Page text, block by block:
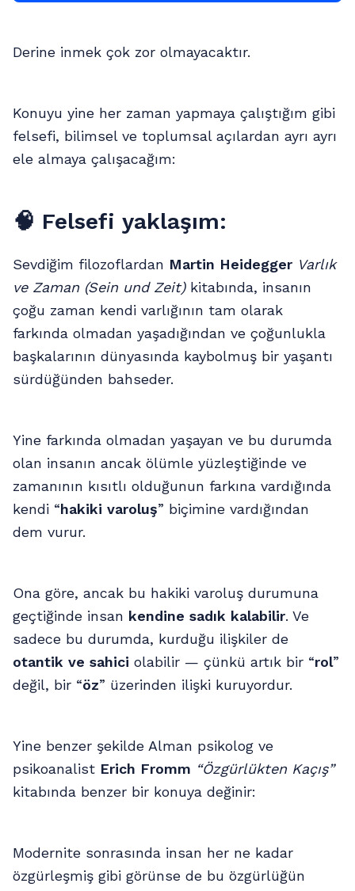
Derine inmek çok zor olmayacaktır.
Konuyu yine her zaman yapmaya çalıştığım gibi
felsefi, bilimsel ve toplumsal açılardan ayrı ayrı
ele almaya çalışacağım:
🧠 Felsefi yaklaşım:
Sevdiğim filozoflardan Martin Heidegger Varlık
ve Zaman (Sein und Zeit) kitabında, insanın
çoğu zaman kendi varlığının tam olarak
farkında olmadan yaşadığından ve çoğunlukla
başkalarının dünyasında kaybolmuş bir yaşantı
sürdüğünden bahseder.
Yine farkında olmadan yaşayan ve bu durumda
olan insanın ancak ölümle yüzleştiğinde ve
zamanının kısıtlı olduğunun farkına vardığında
kendi “hakiki varoluş” biçimine vardığından
dem vurur.
Ona göre, ancak bu hakiki varoluş durumuna
geçtiğinde insan kendine sadık kalabilir. Ve
sadece bu durumda, kurduğu ilişkiler de
otantik ve sahici olabilir — çünkü artık bir “rol”
değil, bir “öz” üzerinden ilişki kuruyordur.
Yine benzer şekilde Alman psikolog ve
psikoanalist Erich Fromm “Özgürlükten Kaçış”
kitabında benzer bir konuya değinir:
Modernite sonrasında insan her ne kadar
özgürleşmiş gibi görünse de bu özgürlüğün